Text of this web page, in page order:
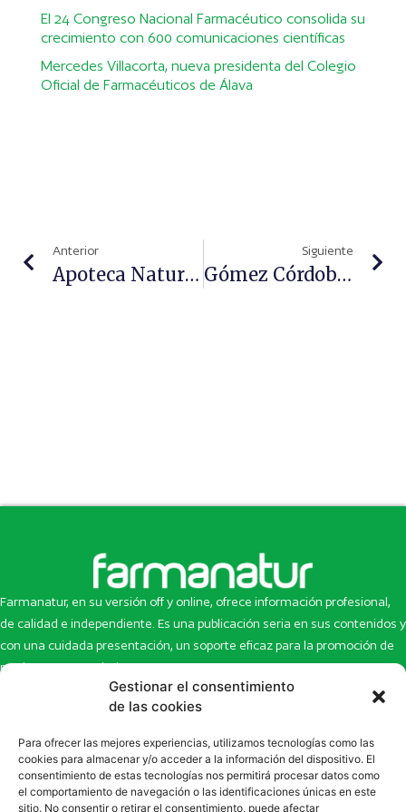
Gestionar el consentimiento
de las cookies
Para ofrecer las mejores experiencias, utilizamos tecnologías como las
cookies para almacenar y/o acceder a la información del dispositivo. El
consentimiento de estas tecnologías nos permitirá procesar datos como
el comportamiento de navegación o las identificaciones únicas en este
sitio. No consentir o retirar el consentimiento, puede afectar
El 24 Congreso Nacional Farmacéutico consolida su
crecimiento con 600 comunicaciones científicas
Mercedes Villacorta, nueva presidenta del Colegio
Oficial de Farmacéuticos de Álava
Anterior
Apoteca Natura Lanza La Campaña “Te Cuidamos De Corazón”
Siguiente
Gómez Córdoba Colabora Con Aaqua En La Campaña Solidaria ‘Ayudar A Quien Ayuda’
Farmanatur, en su versión off y online, ofrece información profesional,
de calidad e independiente. Es una publicación seria en sus contenidos y
con una cuidada presentación, un soporte eficaz para la promoción de
productos y novedades.
Inicio
Newsletter
Eco Multimedia
Contacto
Artículos
Escaparate
Enlaces de interés